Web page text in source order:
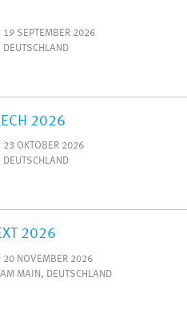
SEPTEMBER 2026
DEUTSCHLAND
2026
OKTOBER 2026
DEUTSCHLAND
2026
NOVEMBER 2026
AM MAIN, DEUTSCHLAND